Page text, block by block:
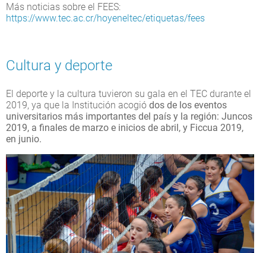
Más noticias sobre el FEES:
https://www.tec.ac.cr/hoyeneltec/etiquetas/fees
Cultura y deporte
El deporte y la cultura tuvieron su gala en el TEC durante el
2019, ya que la Institución acogió dos de los eventos
universitarios más importantes del país y la región: Juncos
2019, a finales de marzo e inicios de abril, y Ficcua 2019,
en junio.